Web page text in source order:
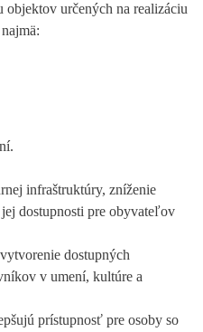
objektov určených na realizáciu
infraštruktúry, zníženie
dostupnosti pre obyvateľov
dostupných
v umení, kultúre a
prístupnosť pre osoby so